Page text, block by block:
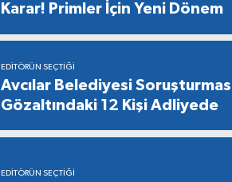
Karar! Primler İçin Yeni Dönem
EDITÖRÜN SEÇTIĞI
Avcılar Belediyesi
Gözaltındaki 12 Kişi Adliyede
EDITÖRÜN SEÇTIĞI